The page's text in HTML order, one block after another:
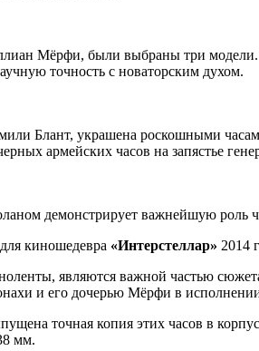
Мёрфи, были выбраны три
точность с новаторским духом.
Блант, украшена роскошными
армейских часов на запястье
демонстрирует важнейшую роль
киношедевра «Интерстеллар» 2014
являются важной частью
и его дочерью Мёрфи в
точная копия этих часов в
мм.